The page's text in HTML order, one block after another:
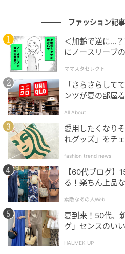
出典：Instagram
チェックシャツをさらっと
た印象に。Tシャツとボトム
ットを引き締めつつ、コーデ
ます。無地で透け感のあるT
アイテムを組み合わせても重
寒くなったときにシャツをサ
ファッション記
＜加齢で逆に…
にノースリーブ
ママスタセレクト
「さらさらして
ンツが夏の部屋
All About
愛用したくなり
れグッズ」をチ
fashion trend news
【60代ブログ】
る！楽ちん上品
素敵なあの人Web
夏到来！50代、
グ」センスのい
HALMEK UP